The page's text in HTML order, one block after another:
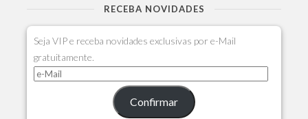
RECEBA NOVIDADES
Seja VIP e receba novidades exclusivas por e-Mail
gratuitamente.
Confirmar